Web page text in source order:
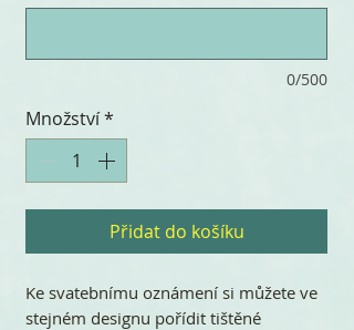
0/500
Množství*
Přidat do košíku
Ke svatebnímu oznámení si můžete ve
stejném designu pořídit tištěné